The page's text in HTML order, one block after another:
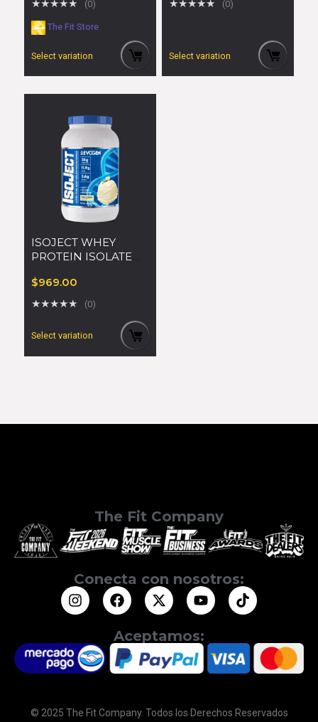
★★★★★ (0)
The Fit Store
Select variation
★★★★★ (0)
Select variation
ISOJECT WHEY
PROTEIN ISOLATE
$969.00
★★★★★ (0)
Select variation
The Fit Company
Conecta con nosotros:
Aceptamos:
© 2025 The Fit Company. Todos los Derechos Reservados